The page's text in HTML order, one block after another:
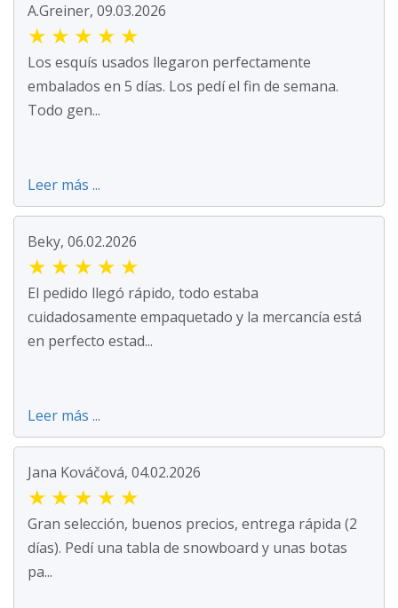
A.Greiner, 09.03.2026
★ ★ ★ ★ ★
Los esquís usados llegaron perfectamente
embalados en 5 días. Los pedí el fin de semana.
Todo gen...
Leer más ...
Beky, 06.02.2026
★ ★ ★ ★ ★
El pedido llegó rápido, todo estaba
cuidadosamente empaquetado y la mercancía está
en perfecto estad...
Leer más ...
Jana Kováčová, 04.02.2026
★ ★ ★ ★ ★
Gran selección, buenos precios, entrega rápida (2
días). Pedí una tabla de snowboard y unas botas
pa...